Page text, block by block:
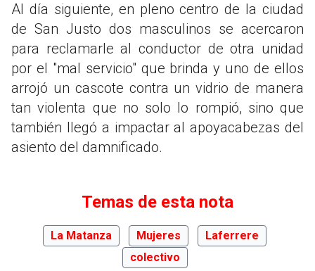
Al día siguiente, en pleno centro de la ciudad
de San Justo dos masculinos se acercaron
para reclamarle al conductor de otra unidad
por el "mal servicio" que brinda y uno de ellos
arrojó un cascote contra un vidrio de manera
tan violenta que no solo lo rompió, sino que
también llegó a impactar al apoyacabezas del
asiento del damnificado.
Temas de esta nota
La Matanza Mujeres
Laferrere
colectivo